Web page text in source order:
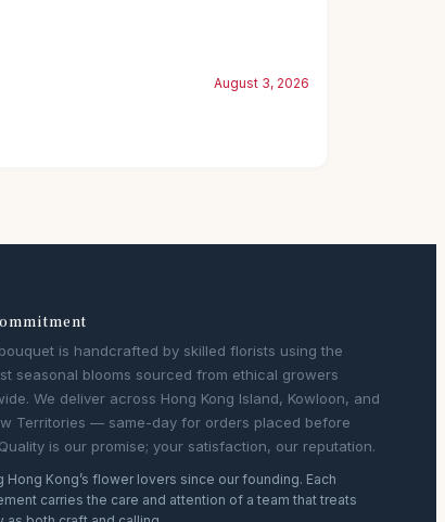
August 3, 2026
is handcrafted by skilled florists using the
seasonal blooms sourced from ethical growers
We deliver across Hong Kong Island, Kowloon, and
Territories — same-day for orders placed before
is our promise; your satisfaction, our reputation.
Hong Kong’s flower lovers since our founding. Each
carries the care and attention of a team that treats